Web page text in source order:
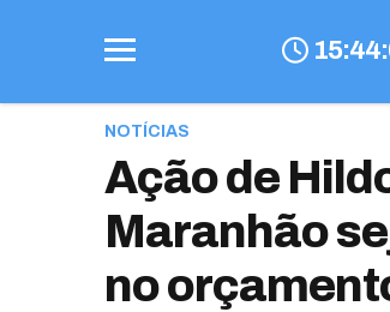
15:44:
NOTÍCIAS
Ação de
Maranhão
no